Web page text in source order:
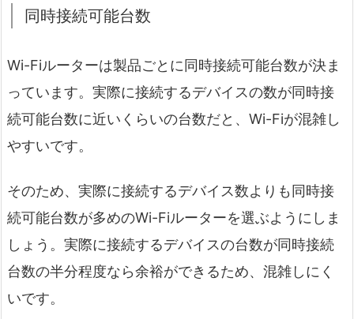
同時接続可能台数
Wi-Fiルーターは製品ごとに同時接続可能台数が決ま
っています。実際に接続するデバイスの数が同時接
続可能台数に近いくらいの台数だと、Wi-Fiが混雑し
やすいです。
そのため、実際に接続するデバイス数よりも同時接
続可能台数が多めのWi-Fiルーターを選ぶようにしま
しょう。実際に接続するデバイスの台数が同時接続
台数の半分程度なら余裕ができるため、混雑しにく
いです。